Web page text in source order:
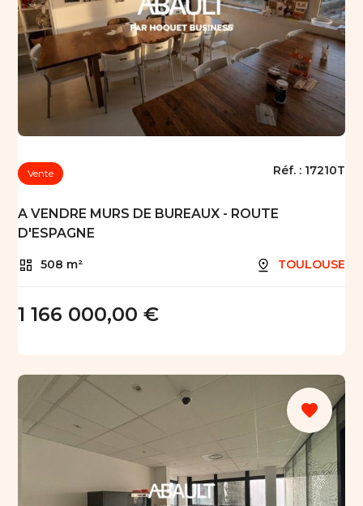
Vente Réf. : 17210T
A VENDRE MURS DE BUREAUX - ROUTE
D'ESPAGNE
508 m² TOULOUSE
1 166 000,00 €
favorite